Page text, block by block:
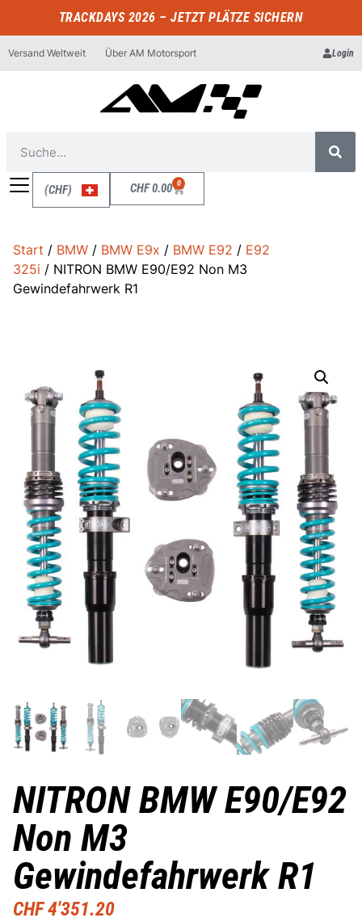
TRACKDAYS 2026 – JETZT PLÄTZE SICHERN
Versand Weltweit Über AM Motorsport Login
(CHF) CHF0.00 0
Start / BMW / BMW E9x / BMW E92 / E92
325i / NITRON BMW E90/E92 Non M3
Gewindefahrwerk R1
NITRON BMW E90/E92
Non M3
Gewindefahrwerk R1
CHF4'351.20